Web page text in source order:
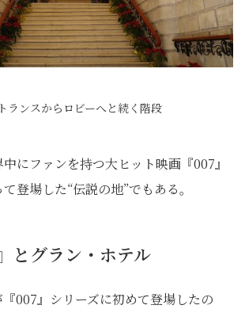
ランスからロビーへと続く階段
にファンを持つ大ヒット映画『007』
登場した“伝説の地”でもある。
とグラン・ホテル
007』シリーズに初めて登場したの